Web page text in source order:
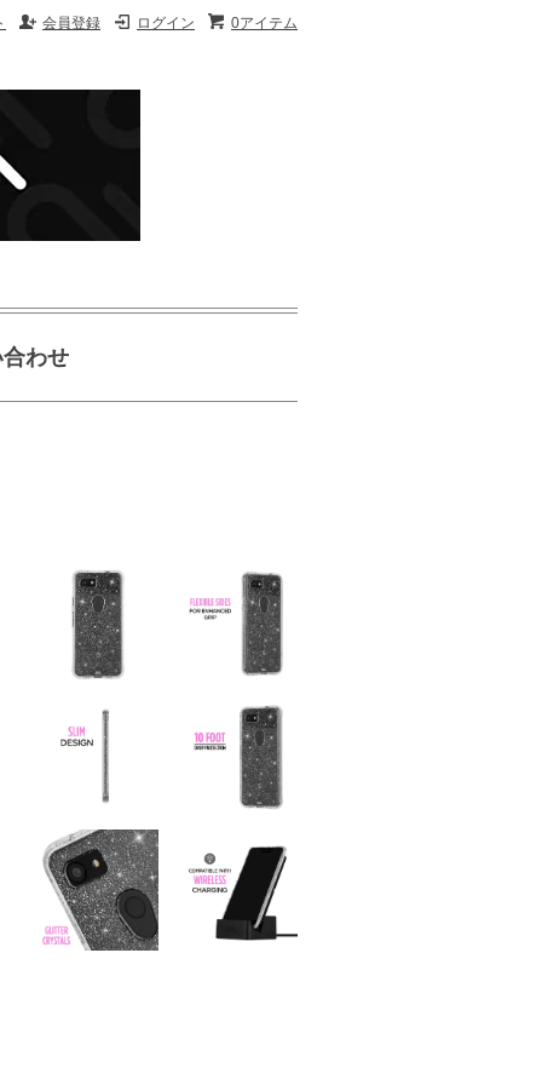
0アイテム
ログイン
会員登録
わせ